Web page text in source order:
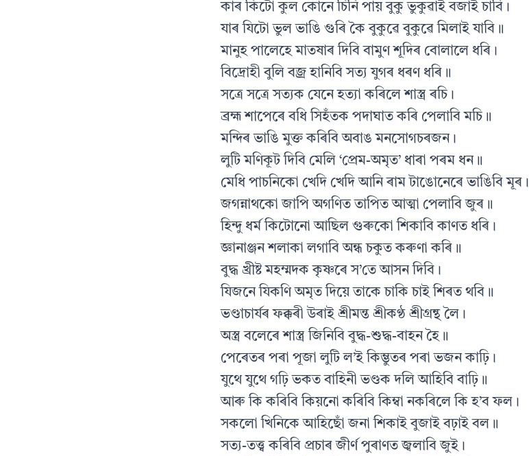
কাৰ কিটো কুল কোনে চিনি পায় বুকু ভুকুৱাই বজাই চাবি।
যাৰ যিটো ভুল ভাঙি গুৰি কৈ বুকুৱে বুকুৱে মিলাই যাবি॥
মানুহ পালেহে মাতষাৰ দিবি বামুণ শূদিৰ বোলালে ধৰি।
বিদ্ৰোহী বুলি বজ্ৰ হানিবি সত্য যুগৰ ধৰণ ধৰি॥
সত্ৰে সত্ৰে সত্যক যেনে হত্যা কৰিলে শাস্ত্ৰ ৰচি।
ব্ৰহ্ম শাপেৰে বধি সিহঁতক পদাঘাত কৰি পেলাবি মচি॥
মন্দিৰ ভাঙি মুক্ত কৰিবি অবাঙ মনসোগচৰজন।
লুটি মণিকূট দিবি মেলি ‘প্ৰেম-অমৃত’ ধাৰা পৰম ধন॥
মেধি পাচনিকো খেদি খেদি আনি ৰাম টাঙোনেৰে ভাঙিবি মূৰ।
জগন্নাথকো জাপি অগণিত তাপিত আত্মা পেলাবি জুৰ॥
হিন্দু ধৰ্ম কিটোনো আছিল গুৰুকো শিকাবি কাণত ধৰি।
জ্ঞানাঞ্জন শলাকা লগাবি অন্ধ চকুত কৰুণা কৰি॥
বুদ্ধ খ্ৰীষ্ট মহম্মদক কৃষ্ণৰে স’তে আসন দিবি।
যিজনে যিকণি অমৃত দিয়ে তাকে চাকি চাই শিৰত থবি॥
ভণ্ডাচাৰ্যৰ ফক্কৰী উৰাই শ্ৰীমন্ত শ্ৰীকণ্ঠ শ্ৰীগ্ৰন্থ লৈ।
অস্ত্ৰ বলেৰে শাস্ত্ৰ জিনিবি বুদ্ধ-শুদ্ধ-বাহন হৈ॥
পেৰেতৰ পৰা পূজা লুটি ল’ই কিম্ভুতৰ পৰা ভজন কাঢ়ি।
যুথে যুথে গঢ়ি ভকত বাহিনী ভণ্ডক দলি আহিবি বাঢ়ি॥
আৰু কি কৰিবি কিয়নো কৰিবি কিম্বা নকৰিলে কি হ’ব ফল।
সকলো খিনিকে আহিছোঁ জনা শিকাই বুজাই বঢ়াই বল॥
সত্য-তত্ত্ব কৰিবি প্ৰচাৰ জীৰ্ণ পুৰাণত জ্বলাবি জুই।